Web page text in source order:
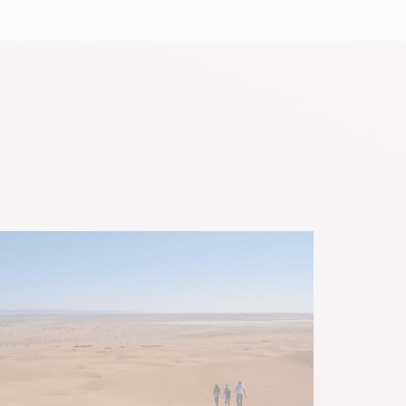
pour explorer, vous détendre ou
étouffante. En bref, c’est tout
vous envies d'évasion avec
dans un autre pays pour créer de